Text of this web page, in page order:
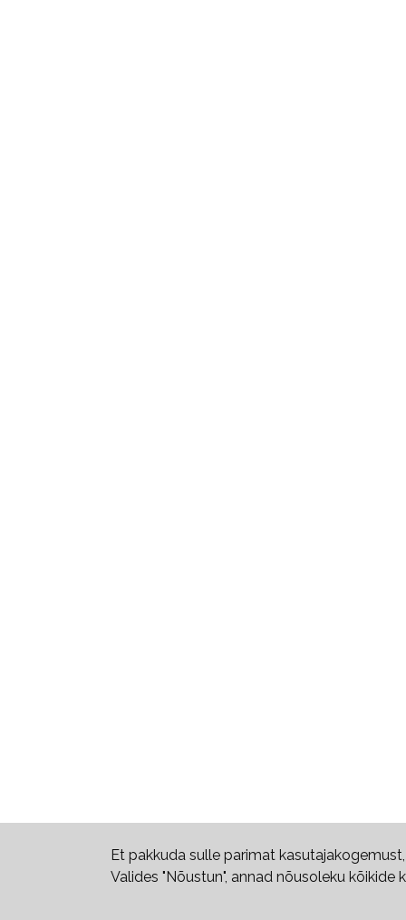
Et pakkuda sulle parimat
Valides "Nõustun", annad nõusoleku